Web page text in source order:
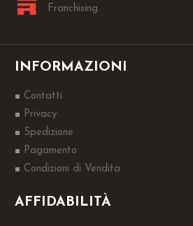
Franchising
INFORMAZIONI
Contatti
Privacy
Spedizione
Pagamento
Condizioni di Vendita
AFFIDABILITÀ